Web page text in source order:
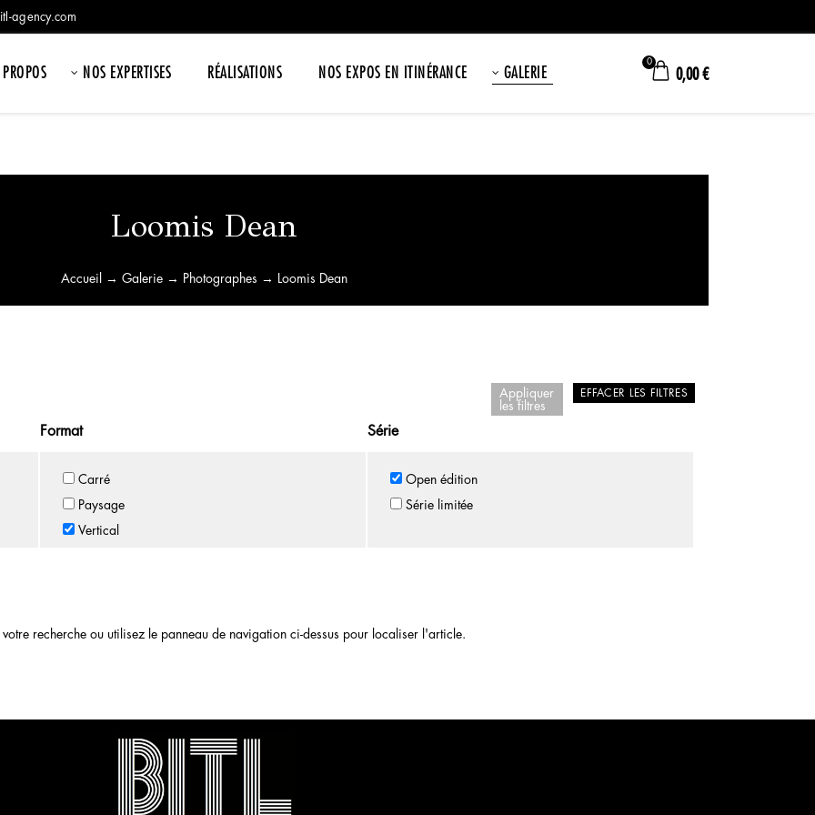
agency.com
NOS EXPERTISES RÉALISATIONS NOS EXPOS EN ITINÉRANCE GALERIE
0
0,00€
Loomis Dean
Accueil → Galerie→ Photographes → Loomis Dean
EFFACER LES FILTRES
Format
Carré
Paysage
Vertical
Série
Open édition
Série limitée
Appliquer
les filtres
recherche ou utilisez le panneau de navigation ci-dessus pour localiser l'article.